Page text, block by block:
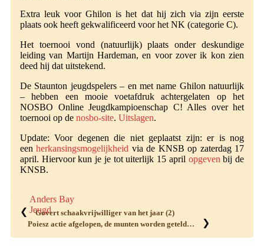
Extra leuk voor Ghilon is het dat hij zich via zijn eerste
plaats ook heeft gekwalificeerd voor het NK (categorie C).
Het toernooi vond (natuurlijk) plaats onder deskundige
leiding van Martijn Hardeman, en voor zover ik kon zien
deed hij dat uitstekend.
De Staunton jeugdspelers – en met name Ghilon natuurlijk
– hebben een mooie voetafdruk achtergelaten op het
NOSBO Online Jeugdkampioenschap C! Alles over het
toernooi op de nosbo-site. Uitslagen.
Update: Voor degenen die niet geplaatst zijn: er is nog
eenherkansingsmogelijkheid via de KNSB op zaterdag 17
april. Hiervoor kun je je tot uiterlijk 15 april opgevenbij de
KNSB.
Anders Bay
Jeugd
❮
Govert schaakvrijwilliger van het jaar (2)
Poiesz actie afgelopen, de munten worden geteld…
❯